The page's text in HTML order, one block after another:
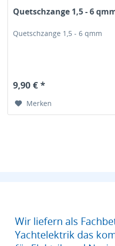
Quetschzange 1,5 - 6
Quetschzange 1,5 - 6 qmm
9,90 € *
Merken
Wir liefern als
Yachtelektrik das